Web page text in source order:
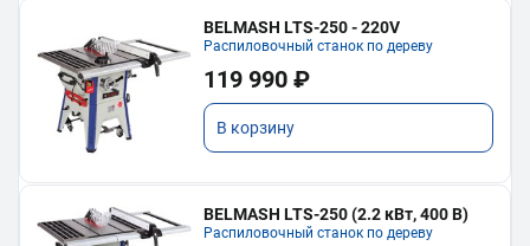
BELMASH LTS-250 - 220V
Распиловочный станок по дереву
119 990 ₽
В корзину
BELMASH LTS-250 (2.2 кВт, 400 В)
Распиловочный станок по дереву